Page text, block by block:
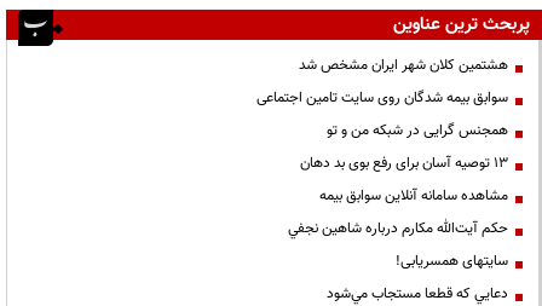
پربحث ترین عناوین
هشتمین کلان شهر ایران مشخص شد
سوابق بیمه شدگان روی سایت تامین اجتماعی
همجنس گرایی در شبکه من و تو
13 توصیه آسان برای رفع بوی بد دهان
مشاهده سامانه آنلاين سوابق بیمه
حكم آيت‌الله مكارم درباره شاهين نجفي
سایتهای همسریابی!
دعايي كه قطعا مستجاب مي‌شود